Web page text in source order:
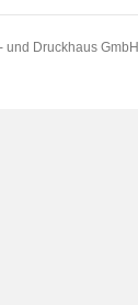
Druckhaus GmbH